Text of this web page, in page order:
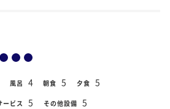
風呂 4 朝食 5 夕食 5
ービス 5 その他設備 5